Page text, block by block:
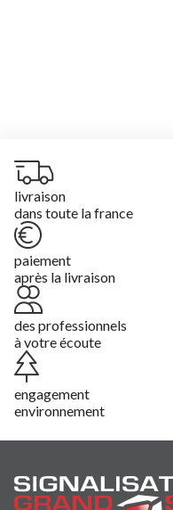
livraison
dans toute la france
paiement
après la livraison
des professionnels
à votre écoute
engagement
environnement